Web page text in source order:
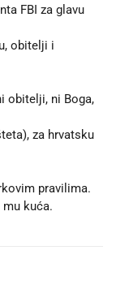
FBI za glavu
obitelji i
obitelji, ni Boga,
za hrvatsku
pravilima.
kuća.